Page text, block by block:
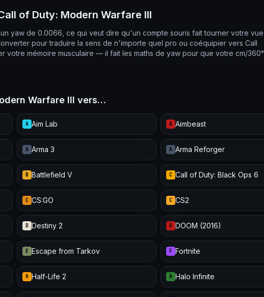
of Duty: Modern Warfare III
yaw de 0.0066, ce qui veut dire qu'un compte souris fait tourner votre vue
pour traduire la sens de n'importe quel pro ou coéquipier vers Call
votre mémoire musculaire — il fait les maths de yaw pour que votre cm/360°
Warfare III vers…
A Aim Lab A Aimbeast
A Arma 3 A Arma Reforger
B Battlefield V C Call of Duty: Black Ops 6
C CS:GO C CS2
D Destiny 2 D DOOM (2016)
E Escape from Tarkov F Fortnite
H Half-Life 2 H Halo Infinite